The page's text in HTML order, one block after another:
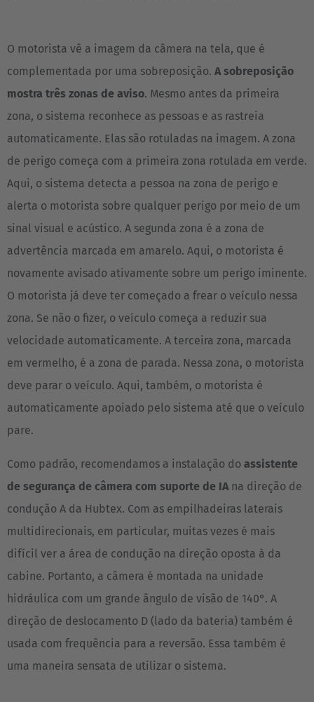
EUROPE
O motorista vê a imagem da câmera na tela, que é
complementada por uma sobreposição. A sobreposição
mostra três zonas de aviso. Mesmo antes da primeira
zona, o sistema reconhece as pessoas e as rastreia
automaticamente. Elas são rotuladas na imagem. A zona
de perigo começa com a primeira zona rotulada em verde.
Aqui, o sistema detecta a pessoa na zona de perigo e
alerta o motorista sobre qualquer perigo por meio de um
sinal visual e acústico. A segunda zona é a zona de
advertência marcada em amarelo. Aqui, o motorista é
novamente avisado ativamente sobre um perigo iminente.
O motorista já deve ter começado a frear o veículo nessa
zona. Se não o fizer, o veículo começa a reduzir sua
velocidade automaticamente. A terceira zona, marcada
em vermelho, é a zona de parada. Nessa zona, o motorista
deve parar o veículo. Aqui, também, o motorista é
automaticamente apoiado pelo sistema até que o veículo
pare.
Como padrão, recomendamos a instalação do assistente
de segurança de câmera com suporte de IA na direção de
condução A da Hubtex. Com as empilhadeiras laterais
multidirecionais, em particular, muitas vezes é mais
difícil ver a área de condução na direção oposta à da
cabine. Portanto, a câmera é montada na unidade
hidráulica com um grande ângulo de visão de 140°. A
direção de deslocamento D (lado da bateria) também é
usada com frequência para a reversão. Essa também é
uma maneira sensata de utilizar o sistema.